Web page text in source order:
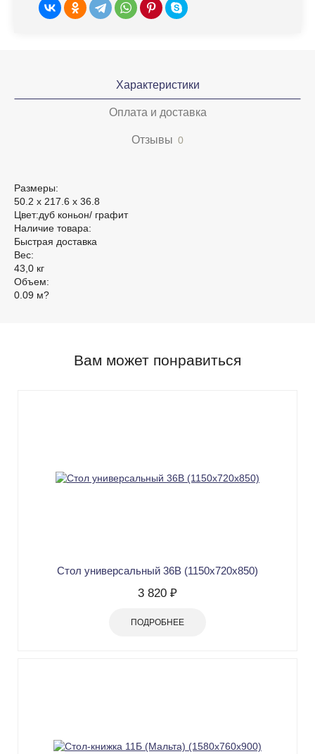
Характеристики
Оплата и доставка
Отзывы 0
Размеры:
50.2 х 217.6 х 36.8
Цвет:дуб коньон/ графит
Наличие товара:
Быстрая доставка
Вес:
43,0 кг
Объем:
0.09 м?
Вам может понравиться
Стол универсальный 36В (1150х720х850)
3 820 ₽
ПОДРОБНЕЕ